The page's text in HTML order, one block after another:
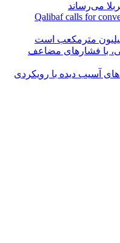
می‌رساند
Qalibaf calls for
با فشارهای مضاعف
آسیب دیده با رویکردی